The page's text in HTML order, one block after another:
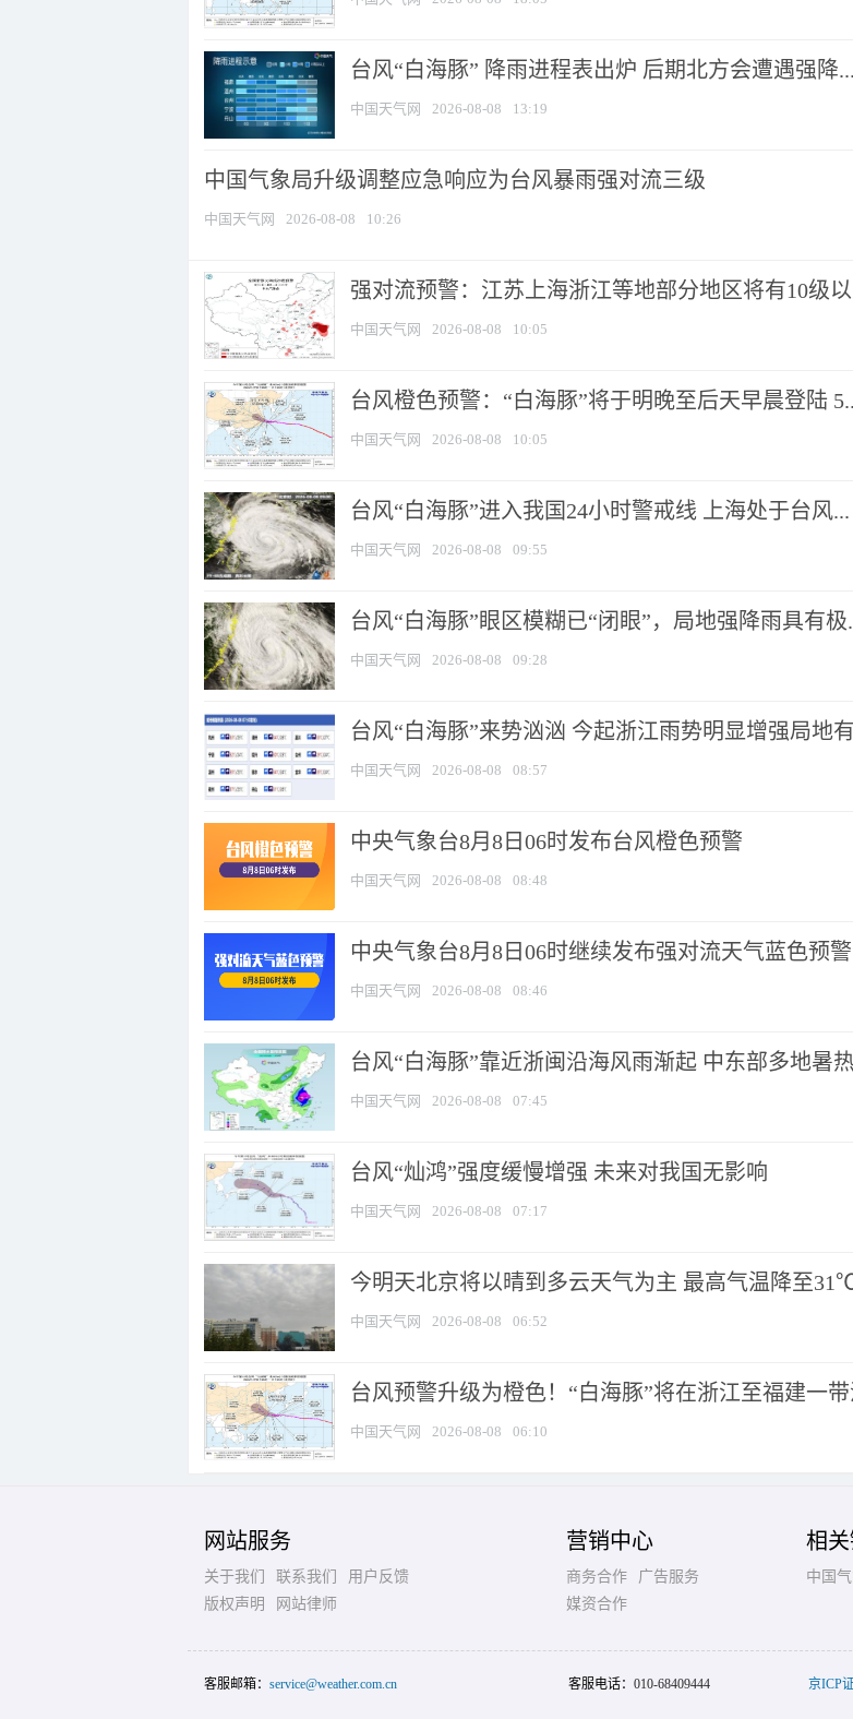
台风“白海豚” 降雨进程表出炉 后期北方会遭遇强降...
中国天气网 2026-08-08 13:19
中国气象局升级调整应急响应为台风暴雨强对流三级
中国天气网 2026-08-08 10:26
强对流预警：江苏上海浙江等地部分地区将有10级
中国天气网 2026-08-08 10:05
台风橙色预警：“白海豚”将于明晚至后天早晨登陆
中国天气网 2026-08-08 10:05
台风“白海豚”进入我国24小时警戒线 上海处于台风...
中国天气网 2026-08-08 09:55
台风“白海豚”眼区模糊已“闭眼”，局地强降雨具有极
中国天气网 2026-08-08 09:28
台风“白海豚”来势汹汹 今起浙江雨势明显增强局地
中国天气网 2026-08-08 08:57
中央气象台8月8日06时发布台风橙色预警
中国天气网 2026-08-08 08:48
中央气象台8月8日06时继续发布强对流天气蓝色预警
中国天气网 2026-08-08 08:46
台风“白海豚”靠近浙闽沿海风雨渐起 中东部多地暑
中国天气网 2026-08-08 07:45
台风“灿鸿”强度缓慢增强 未来对我国无影响
中国天气网 2026-08-08 07:17
今明天北京将以晴到多云天气为主 最高气温降至
中国天气网 2026-08-08 06:52
台风预警升级为橙色！“白海豚”将在浙江至福建一带
中国天气网 2026-08-08 06:10
网站服务
关于我们 联系我们
用户反馈
版权声明
网站律师
营销中心
商务合作
广告服务
媒资合作
相
中国
客服邮箱： service@weather.com.cn 客服电话： 010-68409444 京ICP